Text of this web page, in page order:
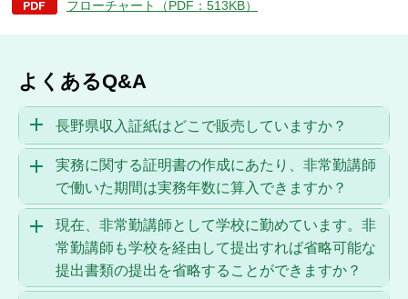
フローチャート（PDF：513KB）
よくあるQ&A
長野県収入証紙はどこで販売していますか？
実務に関する証明書の作成にあたり、非常勤講師
で働いた期間は実務年数に算入できますか？
現在、非常勤講師として学校に勤めています。非
常勤講師も学校を経由して提出すれば省略可能な
提出書類の提出を省略することができますか？